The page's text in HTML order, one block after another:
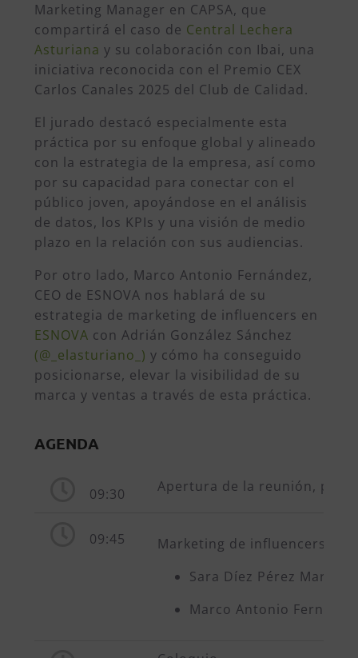
Marketing Manager en CAPSA, que
compartirá el caso de Central Lechera
Asturiana y su colaboración con Ibai, una
iniciativa reconocida con el Premio CEX
Carlos Canales 2025 del Club de Calidad.
El jurado destacó especialmente esta
práctica por su enfoque global y alineado
con la estrategia de la empresa, así como
por su capacidad para conectar con el
público joven, apoyándose en el análisis
de datos, los KPIs y una visión de medio
plazo en la relación con sus audiencias.
Por otro lado, Marco Antonio Fernández,
CEO de ESNOVA nos hablará de su
estrategia de marketing de influencers en
ESNOVA con Adrián González Sánchez
(@_elasturiano_) y cómo ha conseguido
posicionarse, elevar la visibilidad de su
marca y ventas a través de esta práctica.
AGENDA
09:30 Apertura de la reunión,
09:45
Marketing de influencers
Sara Díez Pérez
Marco Antonio